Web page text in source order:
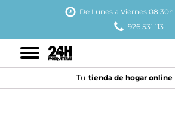
De Lunes a Viernes 08:30h
926 531 113
Tu tienda de hogar online